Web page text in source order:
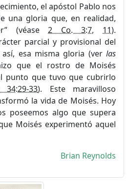
el apóstol Pablo nos
una gloria que, en realidad,
(véase2 Co. 3:7, 11).
parcial y provisional del
esa misma gloria (ver las
que el rostro de Moisés
punto que tuvo que cubrirlo
34:29-33). Este maravilloso
la vida de Moisés. Hoy
poseemos algo que supera
Moisés experimentó aquel
Brian Reynolds